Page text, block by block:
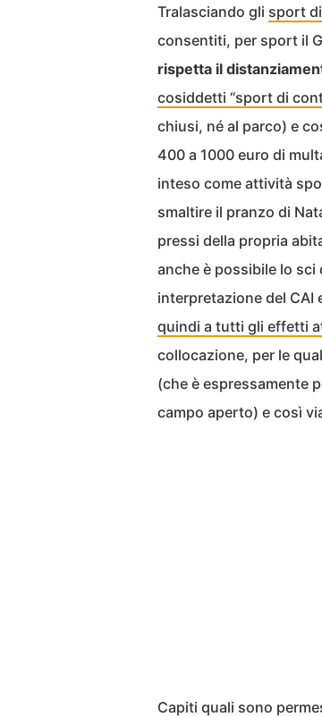
Tralasciando gli sport
consentiti, per sport il
rispetta il
cosiddetti “sport di
chiusi, né al parco) e
400 a 1000 euro di
inteso come attività
smaltire il pranzo di
pressi della propria
anche è possibile lo
interpretazione del CAI
quindi a tutti gli effetti
collocazione, per le
(che è espressamente
campo aperto) e così
Capiti quali sono